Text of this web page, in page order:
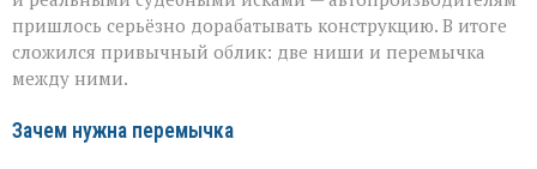
пришлось серьёзно дорабатывать конструкцию. В итоге
сложился привычный облик: две ниши и перемычка
между ними.
Зачем нужна перемычка